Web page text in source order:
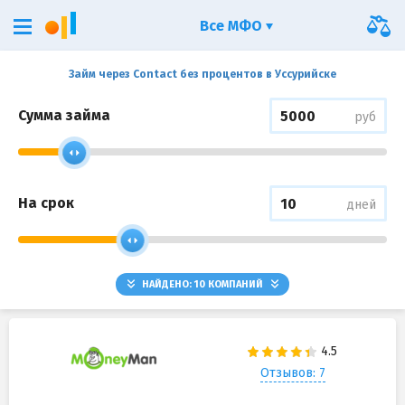
Займ через Contact без процентов в Уссурийске
Сумма займа руб
На срок дней
НАЙДЕНО:10 КОМПАНИЙ
Отзывов: 7
Все МФО